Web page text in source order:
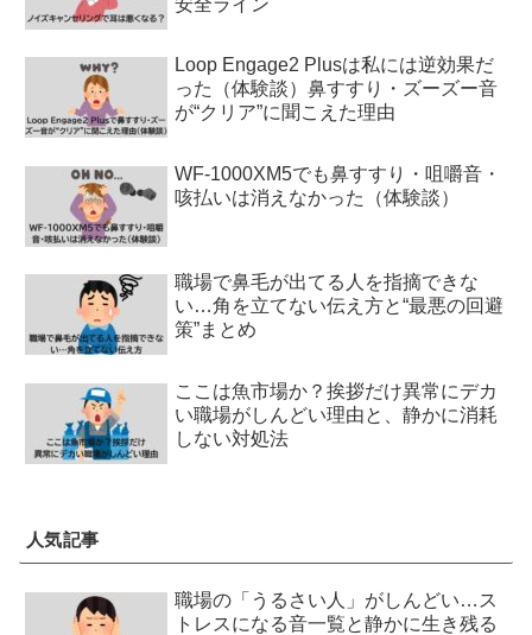
安全ライン
Loop Engage2 Plusは私には逆効果だ
った（体験談）鼻すすり・ズーズー音
が“クリア”に聞こえた理由
WF-1000XM5でも鼻すすり・咀嚼音・
咳払いは消えなかった（体験談）
職場で鼻毛が出てる人を指摘できな
い…角を立てない伝え方と“最悪の回避
策”まとめ
ここは魚市場か？挨拶だけ異常にデカ
い職場がしんどい理由と、静かに消耗
しない対処法
人気記事
職場の「うるさい人」がしんどい…ス
トレスになる音一覧と静かに生き残る